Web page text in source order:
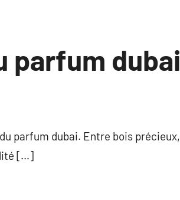
parfum dubai
parfum dubai. Entre bois précieux,
[…]